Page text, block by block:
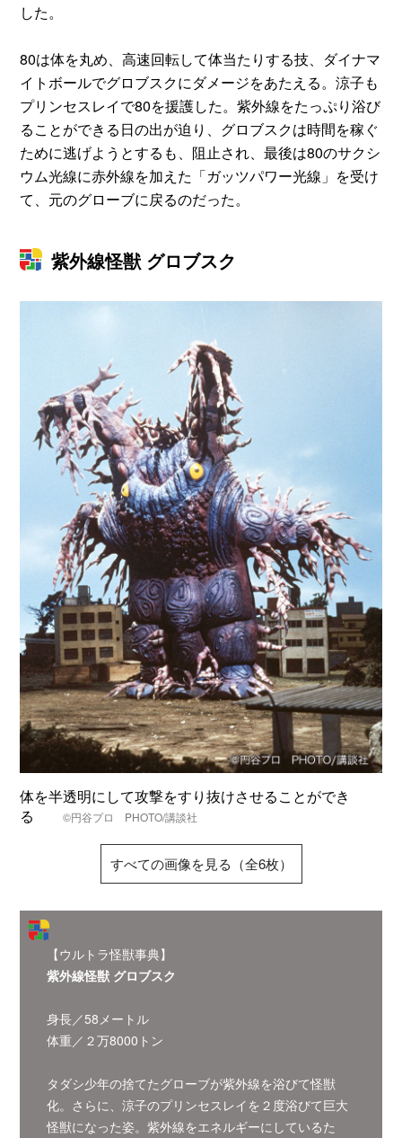
した。
80は体を丸め、高速回転して体当たりする技、ダイナマ
イトボールでグロブスクにダメージをあたえる。涼子も
プリンセスレイで80を援護した。紫外線をたっぷり浴び
ることができる日の出が迫り、グロブスクは時間を稼ぐ
ために逃げようとするも、阻止され、最後は80のサクシ
ウム光線に赤外線を加えた「ガッツパワー光線」を受け
て、元のグローブに戻るのだった。
紫外線怪獣 グロブスク
体を半透明にして攻撃をすり抜けさせることができ
る©円谷プロ PHOTO/講談社
すべての画像を見る（全6枚）
【ウルトラ怪獣事典】
紫外線怪獣 グロブスク
身長／58メートル
体重／２万8000トン
タダシ少年の捨てたグローブが紫外線を浴びて怪獣
化。さらに、涼子のプリンセスレイを２度浴びて巨大
怪獣になった姿。紫外線をエネルギーにしているた